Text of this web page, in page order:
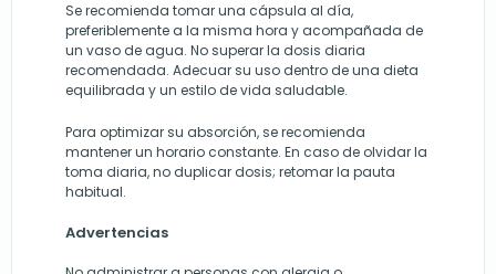
Se recomienda tomar una cápsula al día,
preferiblemente a la misma hora y acompañada de
un vaso de agua. No superar la dosis diaria
recomendada. Adecuar su uso dentro de una dieta
equilibrada y un estilo de vida saludable.
Para optimizar su absorción, se recomienda
mantener un horario constante. En caso de olvidar la
toma diaria, no duplicar dosis; retomar la pauta
habitual.
Advertencias